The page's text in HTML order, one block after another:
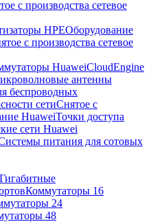
с производства сетевое
HPEОборудование
с производства сетевое
HuaweiCloudEngine
антенны
беспроводных
сетиСнятое с
HuaweiТочки доступа
сети Huawei
питания для сотовых
Гигабитные
Коммутаторы 16
24
48